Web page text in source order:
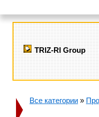
TRIZ-RI Group
Все категории »